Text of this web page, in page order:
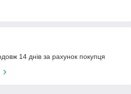
14 днів за рахунок покупця